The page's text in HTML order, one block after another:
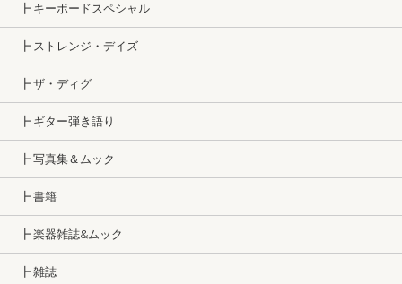
┣ キーボードスペシャル
┣ ストレンジ・デイズ
┣ ザ・ディグ
┣ ギター弾き語り
┣ 写真集＆ムック
┣ 書籍
┣ 楽器雑誌&ムック
┣ 雑誌